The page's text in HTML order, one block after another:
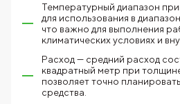
Температурный диапазон
для использования в
что важно для выполнения
климатических условиях и
Расход — средний расход
квадратный метр при
позволяет точно
средства.